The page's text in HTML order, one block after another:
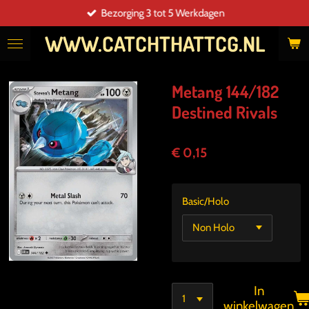
direct
naar
WWW.CATCHTHATTCG.NL
Bezorging 3 tot 5 Werkdagen
Metang 144/182
Destined Rivals
€ 0,15
Basic/Holo
In